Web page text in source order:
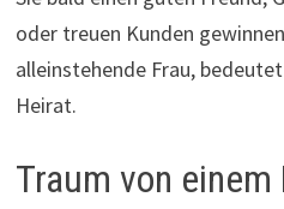
oder treuen Kunden
alleinstehende Frau,
Heirat.
Traum von einem